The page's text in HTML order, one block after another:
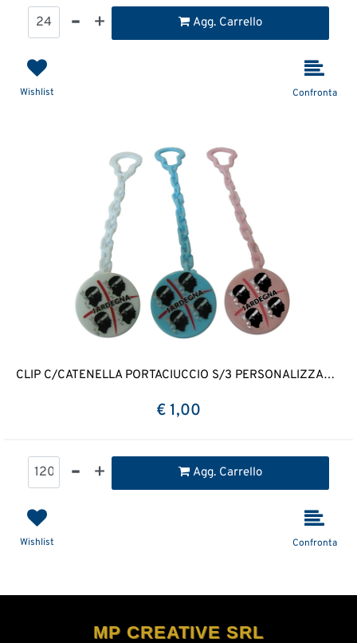
Quantità
Agg. Carrello
Wishlist Confronta
CLIP C/CATENELLA PORTACIUCCIO S/3 PERSONALIZZABILE
€ 1,00
Quantità
Agg. Carrello
Wishlist Confronta
MP CREATIVE SRL